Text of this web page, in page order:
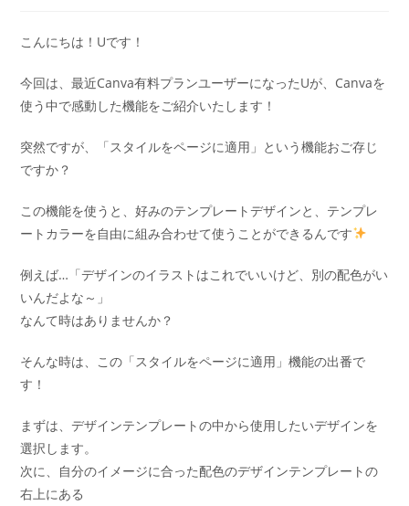
こんにちは！Uです！
今回は、最近Canva有料プランユーザーになったUが、Canvaを
使う中で感動した機能をご紹介いたします！
突然ですが、「スタイルをページに適用」という機能おご存じ
ですか？
この機能を使うと、好みのテンプレートデザインと、テンプレ
ートカラーを自由に組み合わせて使うことができるんです
例えば…「デザインのイラストはこれでいいけど、別の配色がい
いんだよな～」
なんて時はありませんか？
そんな時は、この「スタイルをページに適用」機能の出番で
す！
まずは、デザインテンプレートの中から使用したいデザインを
選択します。
次に、自分のイメージに合った配色のデザインテンプレートの
右上にある